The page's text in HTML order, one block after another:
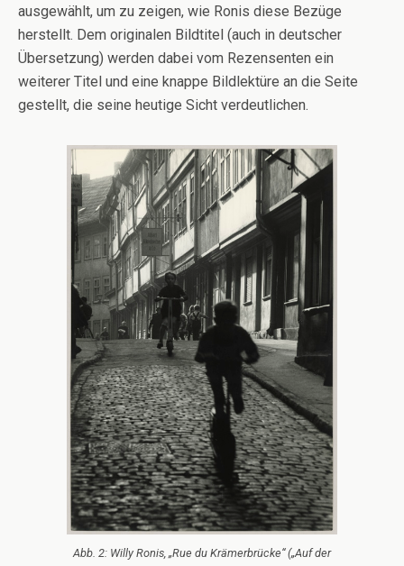
ausgewählt, um zu zeigen, wie Ronis diese Bezüge
herstellt. Dem originalen Bildtitel (auch in deutscher
Übersetzung) werden dabei vom Rezensenten ein
weiterer Titel und eine knappe Bildlektüre an die Seite
gestellt, die seine heutige Sicht verdeutlichen.
Abb. 2: Willy Ronis, „Rue du Krämerbrücke“ („Auf der